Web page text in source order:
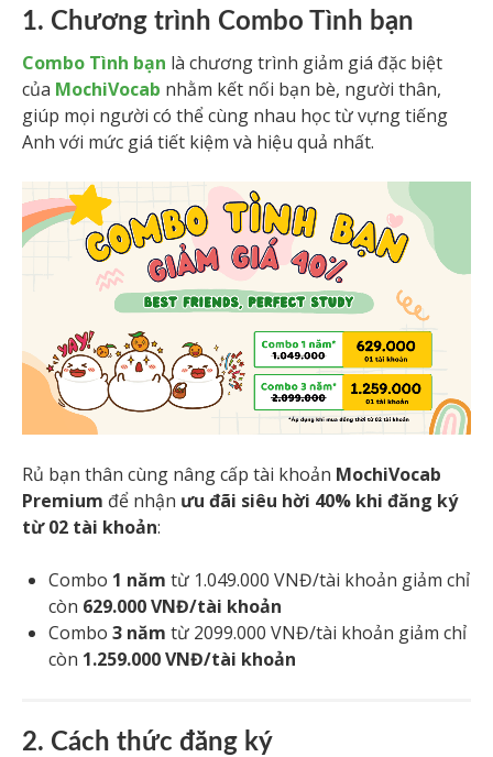
1. Chương trình Combo Tình bạn
Combo Tình bạn là chương trình giảm giá đặc biệt
của MochiVocab nhằm kết nối bạn bè, người thân,
giúp mọi người có thể cùng nhau học từ vựng tiếng
Anh với mức giá tiết kiệm và hiệu quả nhất.
Rủ bạn thân cùng nâng cấp tài khoản MochiVocab
Premium để nhận ưu đãi siêu hời 40% khi đăng ký
từ 02 tài khoản:
Combo 1 năm từ 1.049.000 VNĐ/tài khoản giảm chỉ
còn 629.000 VNĐ/tài khoản
Combo 3 năm từ 2099.000 VNĐ/tài khoản giảm chỉ
còn 1.259.000 VNĐ/tài khoản
2. Cách thức đăng ký